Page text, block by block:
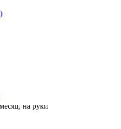
на руки